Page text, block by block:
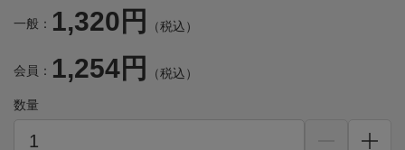
一般： 1,320円 （税込）
会員： 1,254円 （税込）
数量